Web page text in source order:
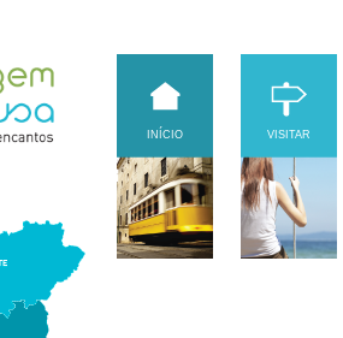
INÍCIO VISITAR